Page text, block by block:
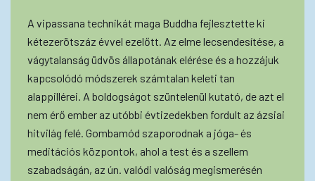
A vipassana technikát maga Buddha fejlesztette ki
kétezerötszáz évvel ezelőtt. Az elme lecsendesítése, a
vágytalanság üdvös állapotának elérése és a hozzájuk
kapcsolódó módszerek számtalan keleti tan
alappillérei. A boldogságot szüntelenül kutató, de azt el
nem érő ember az utóbbi évtizedekben fordult az ázsiai
hitvilág felé. Gombamód szaporodnak a jóga- és
meditációs központok, ahol a test és a szellem
szabadságán, az ún. valódi valóság megismerésén